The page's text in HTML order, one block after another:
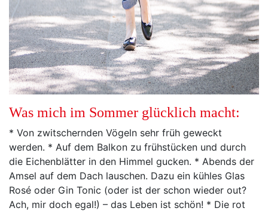
Was mich im Sommer glücklich macht:
* Von zwitschernden Vögeln sehr früh geweckt
werden. * Auf dem Balkon zu frühstücken und durch
die Eichenblätter in den Himmel gucken. * Abends der
Amsel auf dem Dach lauschen. Dazu ein kühles Glas
Rosé oder Gin Tonic (oder ist der schon wieder out?
Ach, mir doch egal!) – das Leben ist schön! * Die rot